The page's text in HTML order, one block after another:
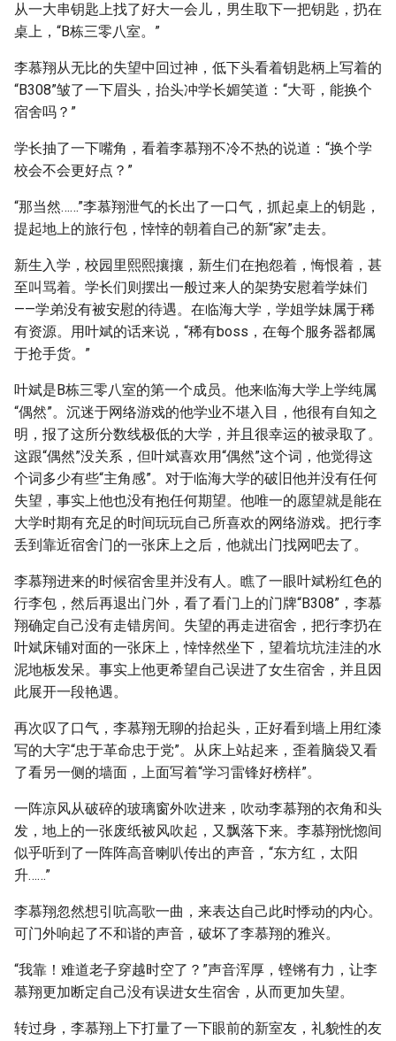
从一大串钥匙上找了好大一会儿，男生取下一把钥匙，扔在
桌上，“B栋三零八室。”
李慕翔从无比的失望中回过神，低下头看着钥匙柄上写着的
“B308”皱了一下眉头，抬头冲学长媚笑道：“大哥，能换个
宿舍吗？”
学长抽了一下嘴角，看着李慕翔不冷不热的说道：“换个学
校会不会更好点？”
“那当然……”李慕翔泄气的长出了一口气，抓起桌上的钥匙，
提起地上的旅行包，悻悻的朝着自己的新“家”走去。
新生入学，校园里熙熙攘攘，新生们在抱怨着，悔恨着，甚
至叫骂着。学长们则摆出一般过来人的架势安慰着学妹们
——学弟没有被安慰的待遇。在临海大学，学姐学妹属于稀
有资源。用叶斌的话来说，“稀有boss，在每个服务器都属
于抢手货。”
叶斌是B栋三零八室的第一个成员。他来临海大学上学纯属
“偶然”。沉迷于网络游戏的他学业不堪入目，他很有自知之
明，报了这所分数线极低的大学，并且很幸运的被录取了。
这跟“偶然”没关系，但叶斌喜欢用“偶然”这个词，他觉得这
个词多少有些“主角感”。对于临海大学的破旧他并没有任何
失望，事实上他也没有抱任何期望。他唯一的愿望就是能在
大学时期有充足的时间玩玩自己所喜欢的网络游戏。把行李
丢到靠近宿舍门的一张床上之后，他就出门找网吧去了。
李慕翔进来的时候宿舍里并没有人。瞧了一眼叶斌粉红色的
行李包，然后再退出门外，看了看门上的门牌“B308”，李慕
翔确定自己没有走错房间。失望的再走进宿舍，把行李扔在
叶斌床铺对面的一张床上，悻悻然坐下，望着坑坑洼洼的水
泥地板发呆。事实上他更希望自己误进了女生宿舍，并且因
此展开一段艳遇。
再次叹了口气，李慕翔无聊的抬起头，正好看到墙上用红漆
写的大字“忠于革命忠于党”。从床上站起来，歪着脑袋又看
了看另一侧的墙面，上面写着“学习雷锋好榜样”。
一阵凉风从破碎的玻璃窗外吹进来，吹动李慕翔的衣角和头
发，地上的一张废纸被风吹起，又飘落下来。李慕翔恍惚间
似乎听到了一阵阵高音喇叭传出的声音，“东方红，太阳
升……”
李慕翔忽然想引吭高歌一曲，来表达自己此时悸动的内心。
可门外响起了不和谐的声音，破坏了李慕翔的雅兴。
“我靠！难道老子穿越时空了？”声音浑厚，铿锵有力，让李
慕翔更加断定自己没有误进女生宿舍，从而更加失望。
转过身，李慕翔上下打量了一下眼前的新室友，礼貌性的友